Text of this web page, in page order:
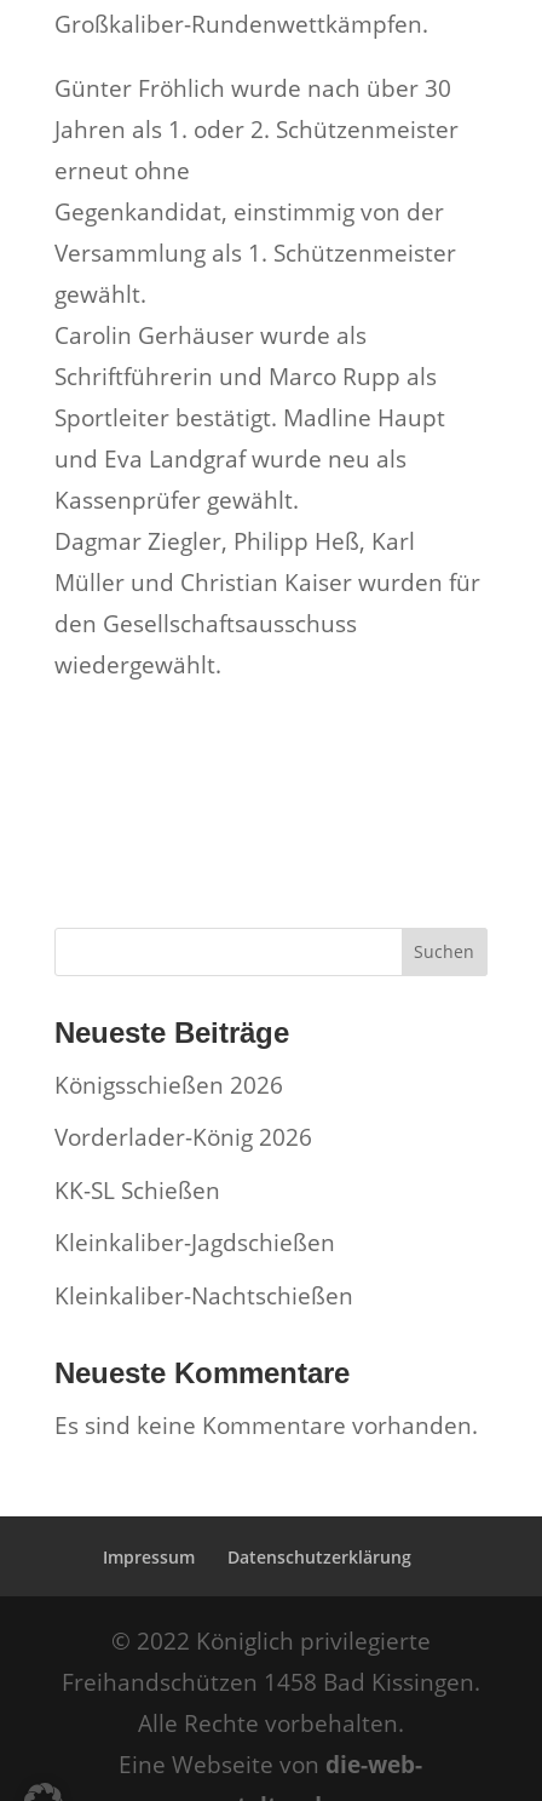
Großkaliber-Rundenwettkämpfen.
Günter Fröhlich wurde nach über 30
Jahren als 1. oder 2. Schützenmeister
erneut ohne
Gegenkandidat, einstimmig von der
Versammlung als 1. Schützenmeister
gewählt.
Carolin Gerhäuser wurde als
Schriftführerin und Marco Rupp als
Sportleiter bestätigt. Madline Haupt
und Eva Landgraf wurde neu als
Kassenprüfer gewählt.
Dagmar Ziegler, Philipp Heß, Karl
Müller und Christian Kaiser wurden für
den Gesellschaftsausschuss
wiedergewählt.
Suchen
Neueste Beiträge
Königsschießen 2026
Vorderlader-König 2026
KK-SL Schießen
Kleinkaliber-Jagdschießen
Kleinkaliber-Nachtschießen
Neueste Kommentare
Es sind keine Kommentare vorhanden.
Impressum Datenschutzerklärung
© 2022 Königlich privilegierte
Freihandschützen 1458 Bad Kissingen.
Alle Rechte vorbehalten.
Eine Webseite von die-web-